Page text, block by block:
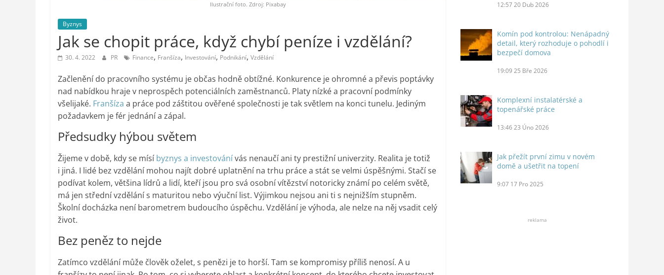
Ilustrační foto. Zdroj: Pixabay
Byznys
Jak se chopit práce, když chybí peníze i vzdělání?
30. 4. 2022 PR Finance, Franšíza, Investování, Podnikání, Vzdělání
Začlenění do pracovního systému je občas hodně obtížné. Konkurence je ohromné a převis poptávky
nad nabídkou hraje v neprospěch potenciálních zaměstnanců. Platy nízké a pracovní podmínky
všelijaké. Franšíza a práce pod záštitou ověřené společnosti je tak světlem na konci tunelu. Jediným
požadavkem je fér jednání a zápal.
Předsudky hýbou světem
Žijeme v době, kdy se mísí byznys a investovánívás nenaučí ani ty prestižní univerzity. Realita je totiž
i jiná. I lidé bez vzdělání mohou najít dobré uplatnění na trhu práce a stát se velmi úspěšnými. Stačí se
podívat kolem, většina lídrů a lidí, kteří jsou pro svá osobní vítězství notoricky známí po celém světě,
má jen střední vzdělání s maturitou nebo výuční list. Výjimkou nejsou ani ti s nejnižším stupněm.
Školní docházka není barometrem budoucího úspěchu. Vzdělání je výhoda, ale nelze na něj vsadit celý
život.
Bez peněz to nejde
Zatímco vzdělání může člověk oželet, s penězi je to horší. Tam se kompromisy příliš nenosí. A u
12:57 20 Dub 2026
Komín pod kontrolou: Nenápadný
detail, který rozhoduje o pohodlí i
bezpečí domova
19:09 25 Bře 2026
Komplexní instalatérské a
topenářské práce
13:46 23 Úno 2026
Jak přežít první zimu v novém
domě a ušetřit na topení
9:07 17 Pro 2025
reklama